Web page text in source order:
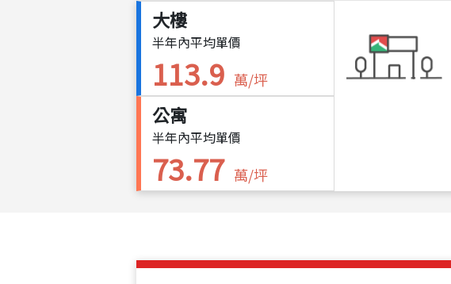
大樓
半年內平均單價
113.9 萬/坪
公寓
半年內平均單價
73.77 萬/坪